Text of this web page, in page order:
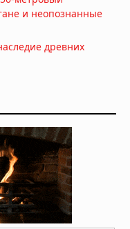
птиц
1,4-
следы
загадочная
в
и неопознанные
древних